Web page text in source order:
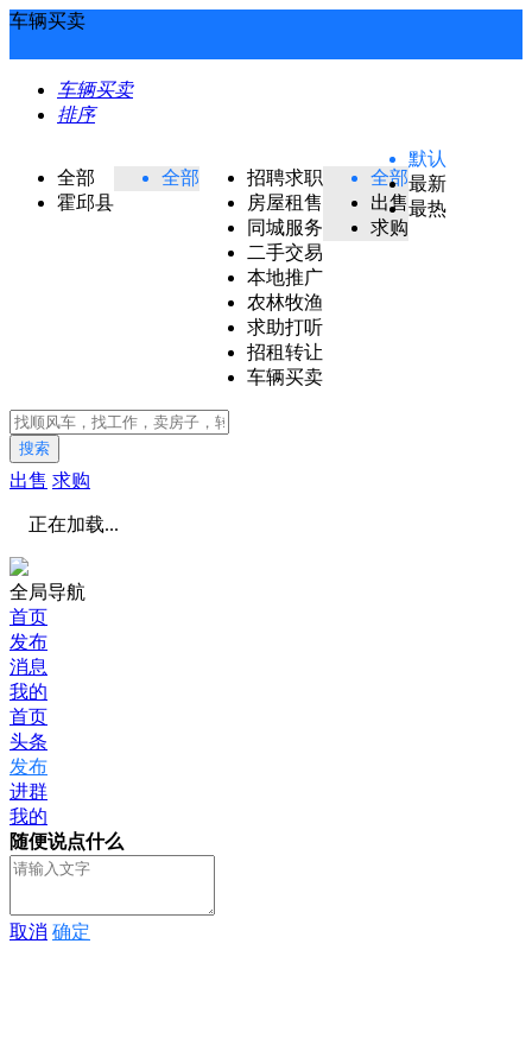
车辆买卖
车辆买卖
排序
全部
霍邱县
全部
招聘求职
房屋租售
同城服务
二手交易
本地推广
农林牧渔
求助打听
招租转让
车辆买卖
全部
出售
求购
默认
最新
最热
搜索
出售 求购
正在加载...
全局导航
首页
发布
消息
我的
首页
头条
发布
进群
我的
随便说点什么
取消 确定